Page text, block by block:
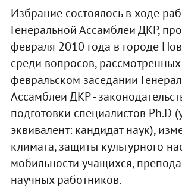
Избрание состоялось в ходе
Генеральной Ассамблеи ДКР,
февраля 2010 года в городе
среди вопросов,
февральском заседании
Ассамблеи ДКР -
подготовки специалистов Рh.D
эквивалент: кандидат наук),
климата, защиты культурного
мобильности учащихся,
научных работников.